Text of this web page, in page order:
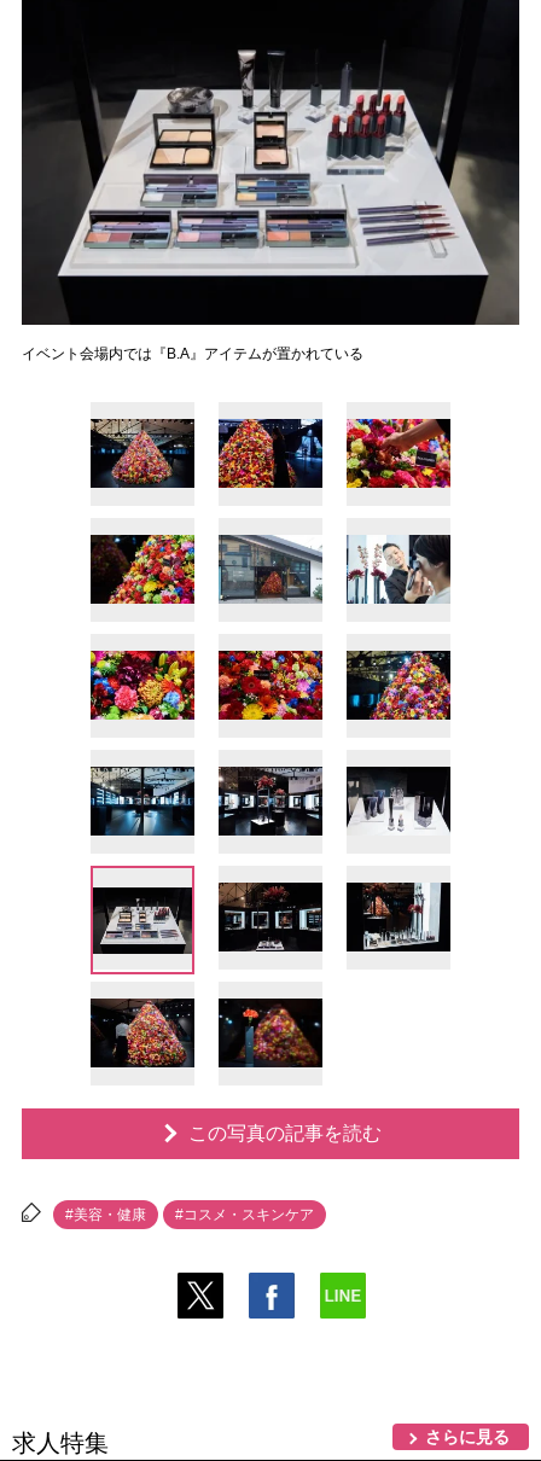
イベント会場内では『B.A』アイテムが置かれている
この写真の記事を読む
#美容・健康 #コスメ・スキンケア
求人特集 さらに見る